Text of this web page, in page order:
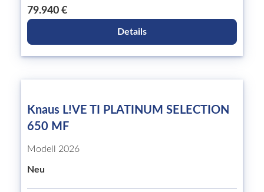
79.940 €
Details
Knaus L!VE TI PLATINUM SELECTION
650 MF
Modell 2026
Neu